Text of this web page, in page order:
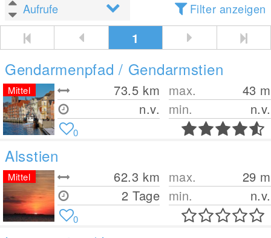
Filter anzeigen
1
Gendarmenpfad / Gendarmstien
73.5 km
n.v.
max. 43 m
min.
n.v.
Mittel
0
Alsstien
62.3 km
2 Tage
max. 29 m
min.
n.v.
Mittel
0